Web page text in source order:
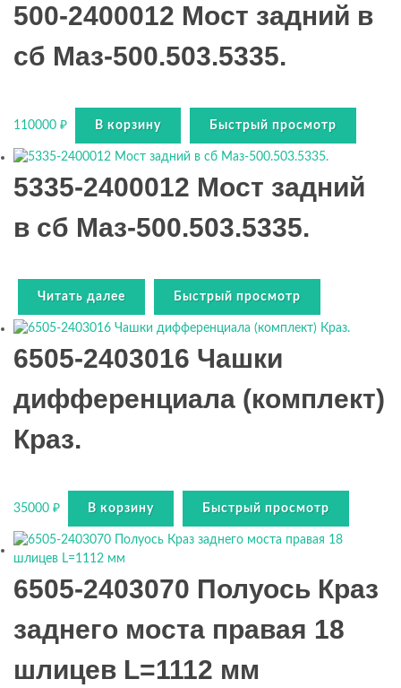
500-2400012 Мост задний в
сб Маз-500.503.5335.
110000 ₽ В корзину Быстрый просмотр
5335-2400012 Мост задний
в сб Маз-500.503.5335.
Читать далее Быстрый просмотр
6505-2403016 Чашки
дифференциала (комплект)
Краз.
35000 ₽ В корзину Быстрый просмотр
6505-2403070 Полуось Краз
заднего моста правая 18
шлицев L=1112 мм